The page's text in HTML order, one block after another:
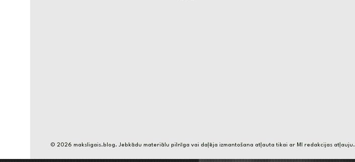
© 2026 maksligais.blog. Jebkādu materiālu pilnīga vai daļēja izmantošana atļauta tikai ar MI redakcijas atļauju.